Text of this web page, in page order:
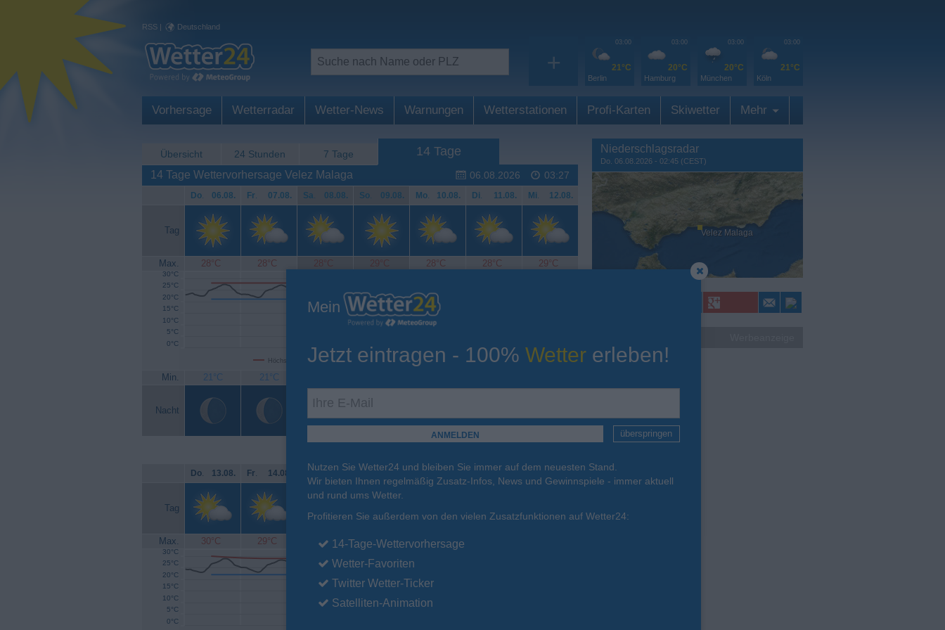
RSS | Deutschland
+
03:00
21°C
Berlin
03:00
20°C
Hamburg
03:00
20°C
München
03:00
21°C
Köln
Vorhersage Wetterradar Wetter-News Warnungen Wetterstationen Profi-Karten Skiwetter Mehr
Übersicht 24 Stunden 7 Tage 14 Tage
06.08.2026 03:27
14 Tage Wettervorhersage Velez Malaga
Do. 06.08. Fr. 07.08. Sa. 08.08. So. 09.08. Mo. 10.08. Di. 11.08. Mi. 12.08.
Tag
Max. 28°C 28°C 28°C 29°C 28°C 28°C 29°C
Höchsttemperatur Tiefsttemperatur Aktuelle Temperatur
0°C
5°C
10°C
15°C
20°C
25°C
30°C
Min. 21°C 21°C
Nacht
Do. 13.08. Fr. 14.08. Sa. 15.08. So. 16.08. Mo . 17.08. Di. 18.08. Mi. 19.08.
Tag
Max. 30°C 29°C 29°C 29°C 29°C
0°C
5°C
10°C
15°C
20°C
25°C
30°C
Niederschlagsradar
Do. 06.08.2026 - 02:45 (CEST)
Velez Malaga
Mein
Jetzt eintragen - 100% Wetter erleben!
überspringen
Nutzen Sie Wetter24 und bleiben Sie immer auf dem neuesten Stand.
Wir bieten Ihnen regelmäßig Zusatz-Infos, News und Gewinnspiele - immer aktuell
und rund ums Wetter.
Profitieren Sie außerdem von den vielen Zusatzfunktionen auf Wetter24:
14-Tage-Wettervorhersage
Wetter-Favoriten
Twitter Wetter-Ticker
Satelliten-Animation